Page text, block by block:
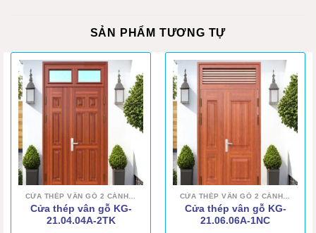
SẢN PHẨM TƯƠNG TỰ
CỬA THÉP VÂN GỖ 2 CÁNH LỆCH
Cửa thép vân gỗ KG-
21.04.04A-2TK
CỬA THÉP VÂN GỖ 2 CÁNH LỆCH
Cửa thép vân gỗ KG-
21.06.06A-1NC